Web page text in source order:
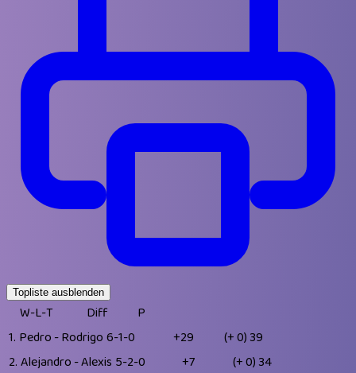
Topliste ausblenden
W-L-T Diff
P
1. Pedro - Rodrigo 6-1-0 +29 (+ 0)39
2. Alejandro - Alexis 5-2-0 +7 (+ 0)34